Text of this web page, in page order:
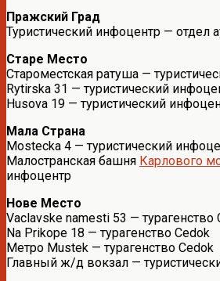
Пражский Град
Туристический инфоцентр — отдел
Старе Место
Староместская ратуша —
Rytirska 31 — туристический
Husova 19 — туристический
Мала Страна
Mostecka 4 — туристический
Малостранская башня Карлового
инфоцентр
Нове Место
Vaclavske namesti 53 — турагенство
Na Prikope 18 — турагенство Cedok
Метро Mustek — турагенство Cedok
Главный ж/д вокзал —